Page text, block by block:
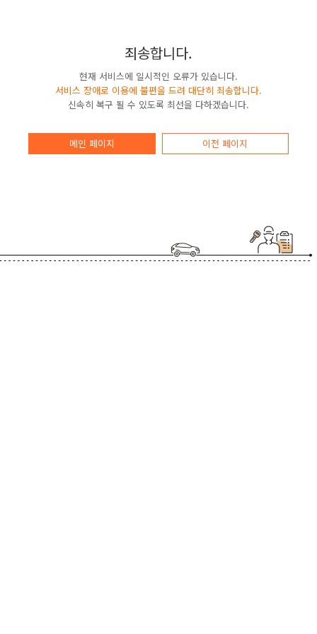
죄송합니다.
현재 서비스에 일시적인 오류가 있습니다.
서비스 장애로 이용에 불편을 드려 대단히 죄송합니다.
신속히 복구 될 수 있도록 최선을 다하겠습니다.
메인 페이지 이전 페이지